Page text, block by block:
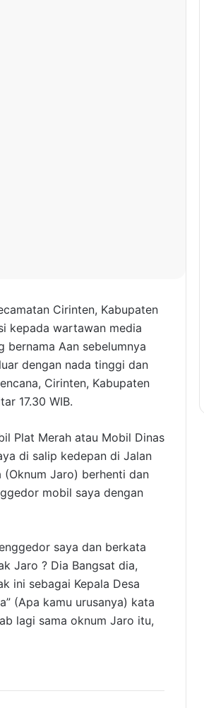
Cirinten, Kabupaten
kepada wartawan media
Aan sebelumnya
dengan nada tinggi dan
Cirinten, Kabupaten
17.30 WIB.
Plat Merah atau Mobil Dinas
di salip kedepan di Jalan
(Oknum Jaro) berhenti dan
mobil saya dengan
saya dan berkata
Jaro ? Dia Bangsat dia,
ini sebagai Kepala Desa
(Apa kamu urusanya) kata
lagi sama oknum Jaro itu,